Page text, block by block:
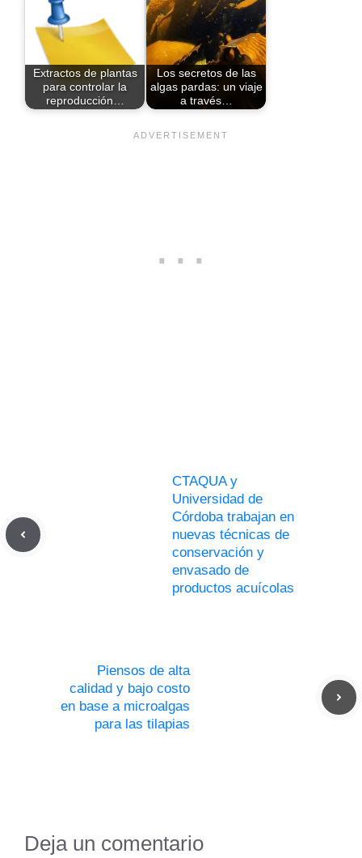
Extractos de plantas
para controlar la
reproducción…
Los secretos de las
algas pardas: un viaje
a través…
CTAQUA y
Universidad de
Córdoba trabajan en
nuevas técnicas de
conservación y
envasado de
productos acuícolas
Piensos de alta
calidad y bajo costo
en base a microalgas
para las tilapias
Deja un comentario